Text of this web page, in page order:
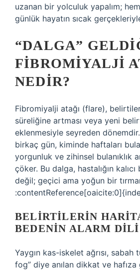
uzanan bir yolculuk yapalım;
günlük hayatın sıcak
“DALGA”
FIBROMIYALJI
NEDIR?
Fibromiyalji atağı (flare),
süreliğine artması veya yeni
eklenmesiyle seyreden
birkaç gün, kiminde haftaları
yorgunluk ve zihinsel bulanıklık
çöker. Bu dalga, hastalığın
değil; geçici ama yoğun bir
BELIRTILERIN
BEDENIN ALARM DILI
Yaygın kas-iskelet ağrısı,
fog” diye anılan dikkat ve